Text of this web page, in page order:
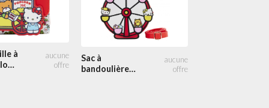
à
Sac à
bandoulière